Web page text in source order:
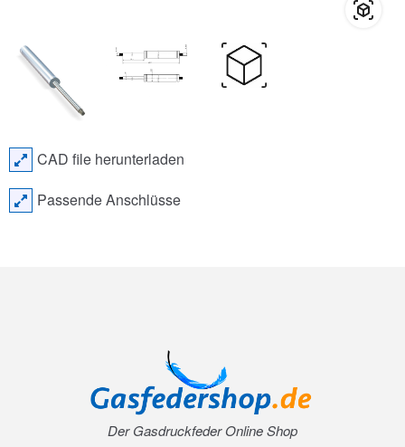
CAD file herunterladen
Passende Anschlüsse
Der Gasdruckfeder Online Shop